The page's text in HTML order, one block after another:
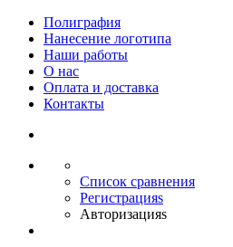
Полиграфия
Нанесение логотипа
Наши работы
О нас
Оплата и доставка
Контакты
Список сравнения
Регистрацияs
Авторизацияs